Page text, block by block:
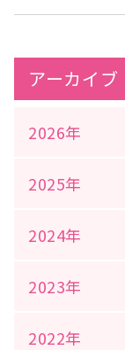
アーカイブ
2026年
2025年
2024年
2023年
2022年